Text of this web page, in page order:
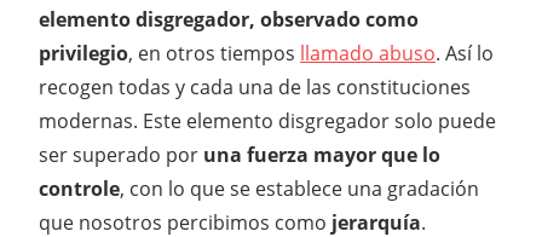
elemento disgregador, observado como
privilegio, en otros tiempos llamado abuso. Así lo
recogen todas y cada una de las constituciones
modernas. Este elemento disgregador solo puede
ser superado por una fuerza mayor que lo
controle, con lo que se establece una gradación
que nosotros percibimos como jerarquía.